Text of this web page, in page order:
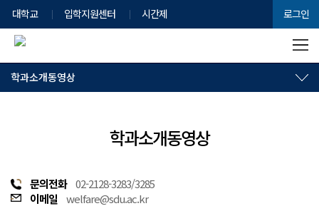
대학교 입학지원센터 시간제 로그인
학과소개동영상
학과소개동영상
문의전화 02-2128-3283/3285
이메일
welfare@sdu.ac.kr